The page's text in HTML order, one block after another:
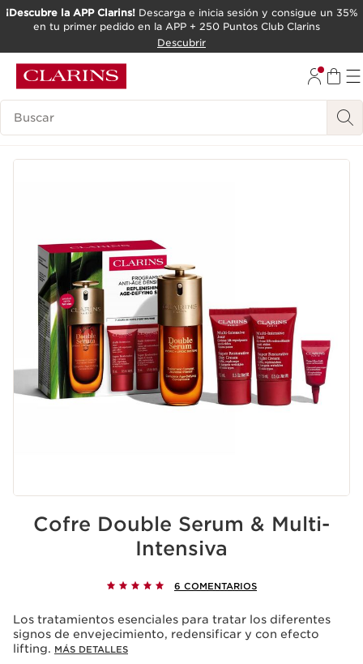
IR AL CONTENIDO
¡Descubre la APP Clarins!Descarga e inicia sesión y consigue un 35%
en tu primer pedido en la APP + 250 Puntos Club Clarins
Descubrir
Leyenda
Cofre Double Serum & Multi-
Intensiva
6 COMENTARIOS
Los tratamientos esenciales para tratar los diferentes
signos de envejecimiento, redensificar y con efecto
lifting. MÁS DETALLES